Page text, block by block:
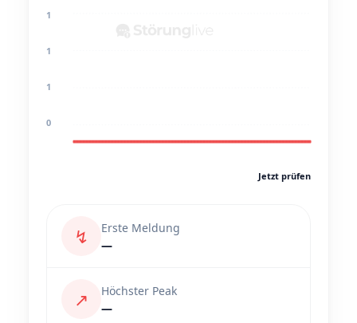
1
1
1
0
Jetzt prüfen
↯
Erste Meldung
—
↗
Höchster Peak
—